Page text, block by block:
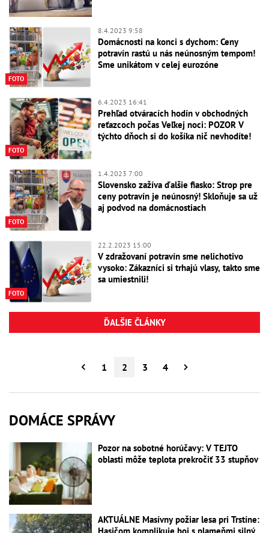
FOTO
8.4.2023 9:58
Domácnosti na konci s dychom: Ceny
potravín rastú u nás neúnosným tempom!
Sme unikátom v celej eurozóne
FOTO
6.4.2023 16:41
Prehľad otváracích hodín v obchodných
reťazcoch počas Veľkej noci: POZOR V
týchto dňoch si do košíka nič nevhodíte!
FOTO
1.4.2023 7:00
Slovensko zažíva ďalšie fiasko: Strop pre
ceny potravín je neúnosný! Skloňuje sa už
aj podvod na domácnostiach
FOTO
22.2.2023 15:00
V zdražovaní potravín sme nelichotivo
vysoko: Zákazníci si trhajú vlasy, takto sme
sa umiestnili!
ĎALŠIE ČLÁNKY
1 2 3 4
DOMÁCE SPRÁVY
Pozor na sobotné horúčavy: V TEJTO
oblasti môže teplota prekročiť 33 stupňov
AKTUÁLNE Masívny požiar lesa pri Trstíne: